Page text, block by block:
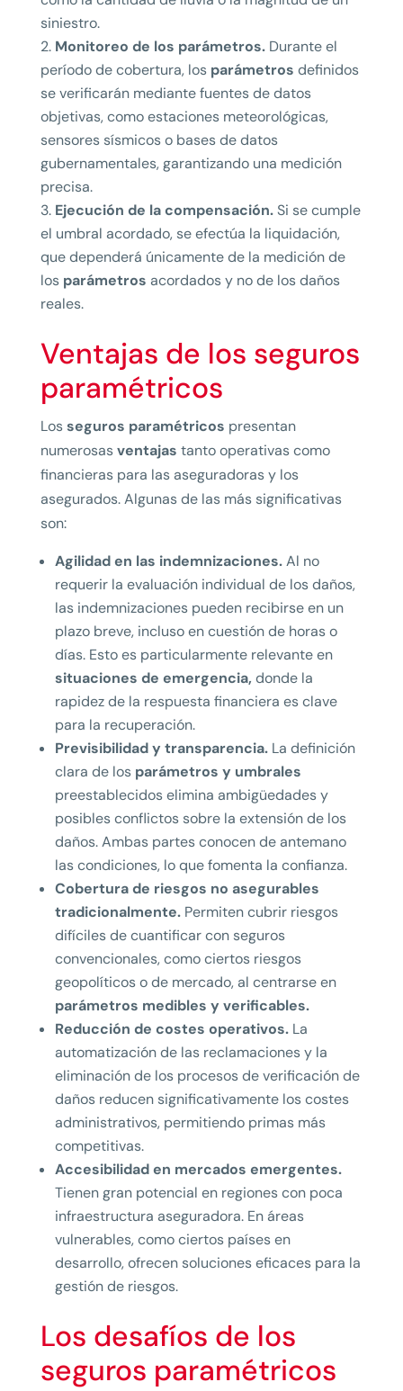
siniestro.
Monitoreo de los parámetros.Durante el
período de cobertura, los parámetros definidos
se verificarán mediante fuentes de datos
objetivas, como estaciones meteorológicas,
sensores sísmicos o bases de datos
gubernamentales, garantizando una medición
precisa.
Ejecución de la compensación.Si se cumple
el umbral acordado, se efectúa la liquidación,
que dependerá únicamente de la medición de
los parámetros acordados y no de los daños
reales.
Ventajas de los seguros
paramétricos
Losseguros paramétricos presentan
numerosasventajas tanto operativas como
financieras para las aseguradoras y los
asegurados. Algunas de las más significativas
son:
Agilidad en las indemnizaciones.Al no
requerir la evaluación individual de los daños,
las indemnizaciones pueden recibirse en un
plazo breve, incluso en cuestión de horas o
días. Esto es particularmente relevante en
situaciones de emergencia, donde la
rapidez de la respuesta financiera es clave
para la recuperación.
Previsibilidad y transparencia.La definición
clara de los parámetros y umbrales
preestablecidos elimina ambigüedades y
posibles conflictos sobre la extensión de los
daños. Ambas partes conocen de antemano
las condiciones, lo que fomenta la confianza.
Cobertura de riesgos no asegurables
tradicionalmente.Permiten cubrir riesgos
difíciles de cuantificar con seguros
convencionales, como ciertos riesgos
geopolíticos o de mercado, al centrarse en
parámetros medibles y verificables.
Reducción de costes operativos.La
automatización de las reclamaciones y la
eliminación de los procesos de verificación de
daños reducen significativamente los costes
administrativos, permitiendo primas más
competitivas.
Accesibilidad en mercados emergentes.
Tienen gran potencial en regiones con poca
infraestructura aseguradora. En áreas
vulnerables, como ciertos países en
desarrollo, ofrecen soluciones eficaces para la
gestión de riesgos.
Los desafíos de los
seguros paramétricos